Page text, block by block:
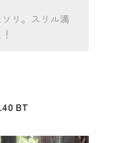
リ。スリル満
BT